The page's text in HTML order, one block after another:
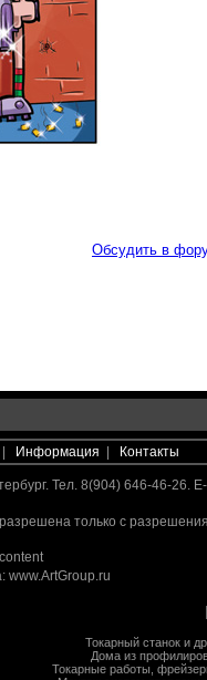
Обсудить в
Информация Контакты
Тел. 8(904) 646-46-26.
только с
: www.ArtGroup.ru
Токарный станок и
Дома из
Токарные работы